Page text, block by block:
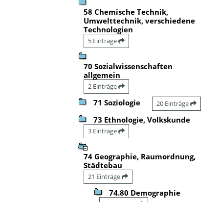
58 Chemische Technik,
Umwelttechnik, verschiedene
Technologien
5 Einträge
70 Sozialwissenschaften
allgemein
2 Einträge
71 Soziologie 20 Einträge
73 Ethnologie, Volkskunde
3 Einträge
74 Geographie, Raumordnung,
Städtebau
21 Einträge
74.80 Demographie